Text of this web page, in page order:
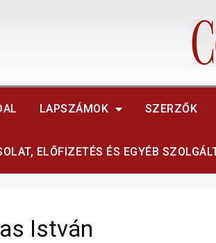
LAPSZÁMOK SZERZŐK
ELŐFIZETÉS ÉS EGYÉB
István